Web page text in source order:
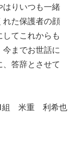
はりいつも一緒
れた保護者の顔
てこれからも
までお世話に
答辞とさせて
重 利希也